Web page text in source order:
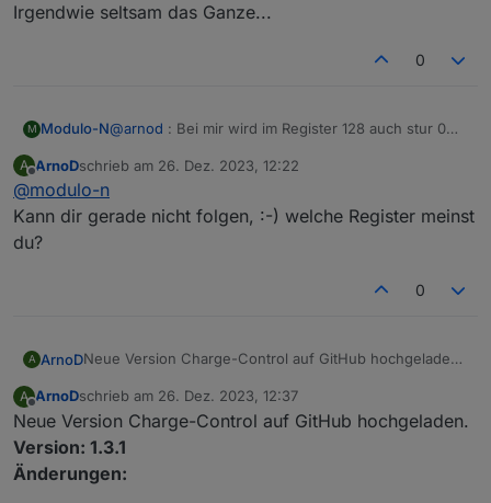
Irgendwie seltsam das Ganze...
0
M Modulo-N@arnod : Bei mir wird im Register 128 auch stur 0
irgendwie keinen Sinn ergeben. Allerdings ist dafür
einigermaßen stimmig, während das entsprechende
Register deines Skriptes auch 0 zeigt...
A
Offline
ArnoDschrieb am 26. Dez. 2023, 12:22
zuletzt editiert von
@modulo-n
Kann dir gerade nicht folgen, :-) welche Register meinst
du?
0
A ArnoDNeue Version Charge-Control auf GitHub hochgeladen.
Änderungen:
Fehler behoben, dass die neue Objekt-ID
"0_userdata.0.Charge_Control.Allgemein.Akt_Berec
hnete_Ladeleistung_W" nach Ladeende nicht auf 0
berechnet, wenn „Automatik Laderegelung“
A
Offline
ArnoDschrieb am 26. Dez. 2023, 12:37
zuletzt editiert von
Neue Version Charge-Control auf GitHub hochgeladen.
Version: 1.3.1
Änderungen: